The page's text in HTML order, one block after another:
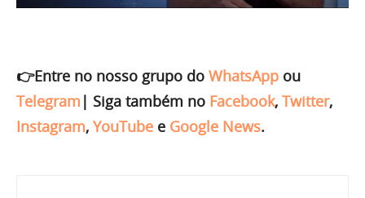
👉Entre no nosso grupo do WhatsApp ou
Telegram | Siga também no Facebook, Twitter,
Instagram, YouTube e Google News.